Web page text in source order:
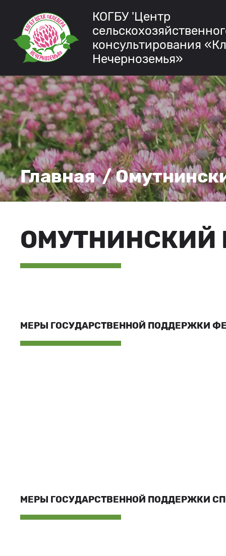
КОГБУ 'Центр
консультирования
Нечерноземья»
Главная/
МЕРЫ ГОСУДАРСТВЕННОЙ ПОДДЕРЖКИ
МЕРЫ ГОСУДАРСТВЕННОЙ ПОДДЕРЖКИ
ОМУТНИНСКИЙ